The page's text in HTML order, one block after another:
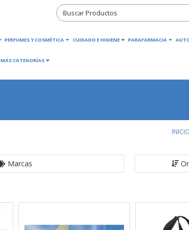
PERFUMES Y COSMÉTICA CUIDADO E HIGIENE PARAFARMACIA
MÁS CATEGORÍAS
INICIO
Marcas